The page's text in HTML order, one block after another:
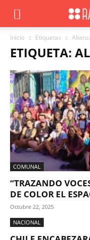
Inicio Etiquetas
ETIQUETA:
COMUNAL
“TRAZANDO
DE COLOR EL
Octubre 22, 2025
NACIONAL